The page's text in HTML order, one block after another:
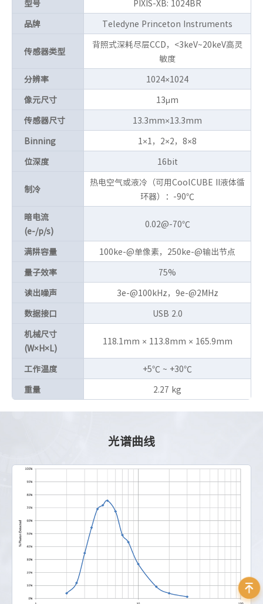
型号
PIXIS-XB: 1024BR
品牌
Teledyne Princeton Instruments
传感器类型
背照式深耗尽层CCD，<3keV~20keV高灵
敏度
分辨率
1024×1024
像元尺寸
13μm
传感器尺寸
13.3mm×13.3mm
Binning
1×1，2×2，8×8
位深度
16bit
制冷
热电空气或液冷（可用CoolCUBE II液体循
环器）：-90℃
暗电流
(e-/p/s)
0.02@-70℃
满阱容量
100ke-@单像素，250ke-@输出节点
量子效率
75%
读出噪声
3e-@100kHz，9e-@2MHz
数据接口
USB 2.0
机械尺寸
(W×H×L)
118.1mm × 113.8mm × 165.9mm
工作温度
+5℃ ~ +30℃
重量
2.27 kg
光谱曲线